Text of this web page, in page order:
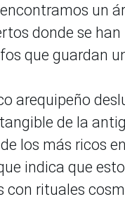
un
donde se
que guardan
arequipeño
de la
los más ricos
indica que
con rituales